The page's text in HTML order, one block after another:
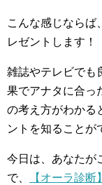
こんな感じならば、
レゼントします！
雑誌やテレビでも
果でアナタに合っ
の考え方がわかる
ントを知ることが
今日は、あなたが
で、
【オーラ診断】